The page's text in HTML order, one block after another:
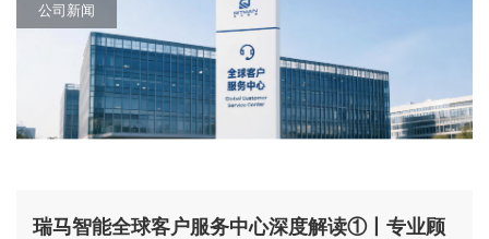
公司新闻
瑞马智能全球客户服务中心深度解读①丨专业顾